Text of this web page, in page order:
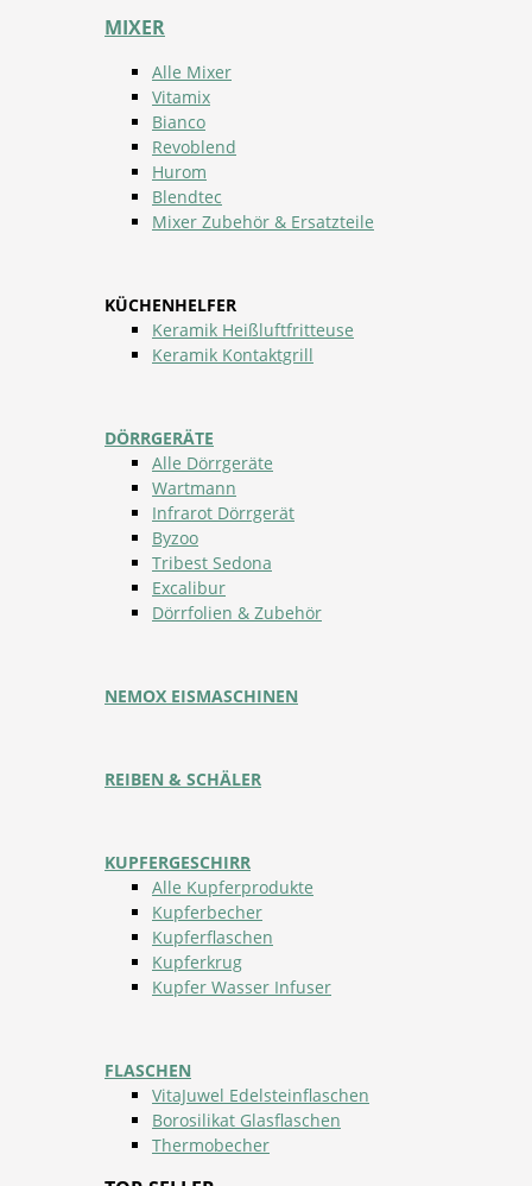
MIXER
Alle Mixer
Vitamix
Bianco
Revoblend
Hurom
Blendtec
Mixer Zubehör & Ersatzteile
KÜCHENHELFER
Keramik Heißluftfritteuse
Keramik Kontaktgrill
DÖRRGERÄTE
Alle Dörrgeräte
Wartmann
Infrarot Dörrgerät
Byzoo
Tribest Sedona
Excalibur
Dörrfolien & Zubehör
NEMOX EISMASCHINEN
REIBEN & SCHÄLER
KUPFERGESCHIRR
Alle Kupferprodukte
Kupferbecher
Kupferflaschen
Kupferkrug
Kupfer Wasser Infuser
FLASCHEN
VitaJuwel Edelsteinflaschen
Borosilikat Glasflaschen
Thermobecher